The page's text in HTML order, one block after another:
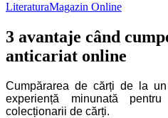
LiteraturaMagazin Online
3 avantaje când
anticariat online
Cumpărarea de cărți de la
experiență minunată
colecționarii de cărți.